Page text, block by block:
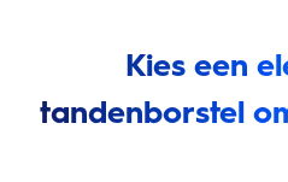
Kies een
tandenborstel